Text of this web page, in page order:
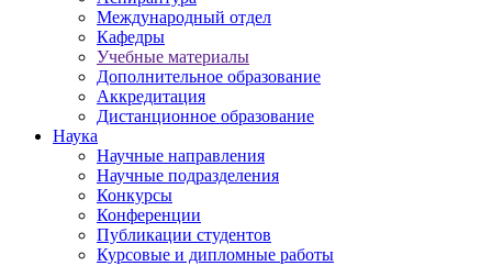
Международный отдел
Кафедры
Учебные материалы
Дополнительное образование
Аккредитация
Дистанционное образование
Наука
Научные направления
Научные подразделения
Конкурсы
Конференции
Публикации студентов
Курсовые и дипломные работы